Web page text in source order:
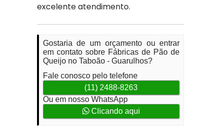
excelente atendimento.
Gostaria de um orçamento ou entrar
em contato sobre Fábricas de Pão de
Queijo no Taboão - Guarulhos?
Fale conosco pelo telefone
(11) 2488-8263
Ou em nosso WhatsApp
Clicando aqui